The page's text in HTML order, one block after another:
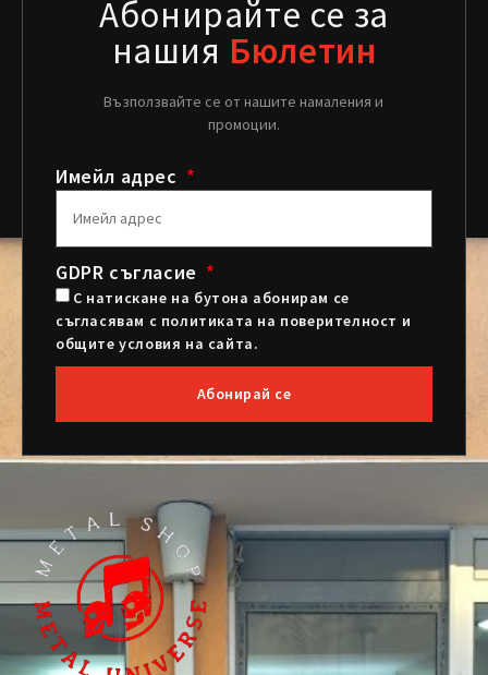
Абонирайте се за
нашия Бюлетин
Възползвайте се от нашите намаления и
промоции.
Имейл адрес
GDPR съгласие
С натискане на бутона абонирам се
съгласявам с политиката на поверителност и
общите условия на сайта.
Абонирай се